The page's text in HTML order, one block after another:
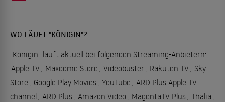
WO LÄUFT "KÖNIGIN"?
"Königin" läuft aktuell bei folgenden Streaming-Anbietern:
Apple TV Maxdome Store Videobuster Rakuten TV Sky
Store
Google Play Movies YouTube
ARD Plus Apple TV
channel
ARD Plus Amazon Video MagentaTV Plus Thalia